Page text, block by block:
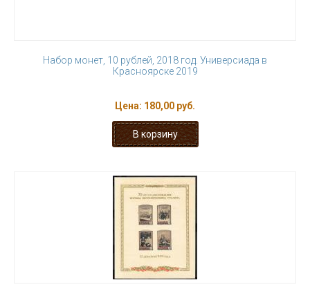
Набор монет, 10 рублей, 2018 год. Универсиада в
Красноярске 2019
Цена: 180,00 руб.